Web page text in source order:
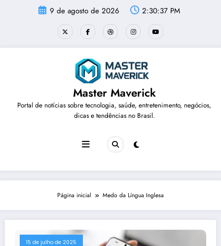
9 de agosto de 2026 2:30:37 PM
Master Maverick
Portal de notícias sobre tecnologia, saúde, entretenimento, negócios,
dicas e tendências no Brasil.
Página inicial Medo da Língua Inglesa
15 de julho de 2025